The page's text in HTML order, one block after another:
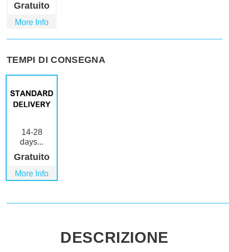
Gratuito
More Info
TEMPI DI CONSEGNA
14-28
days...
Gratuito
More Info
DESCRIZIONE